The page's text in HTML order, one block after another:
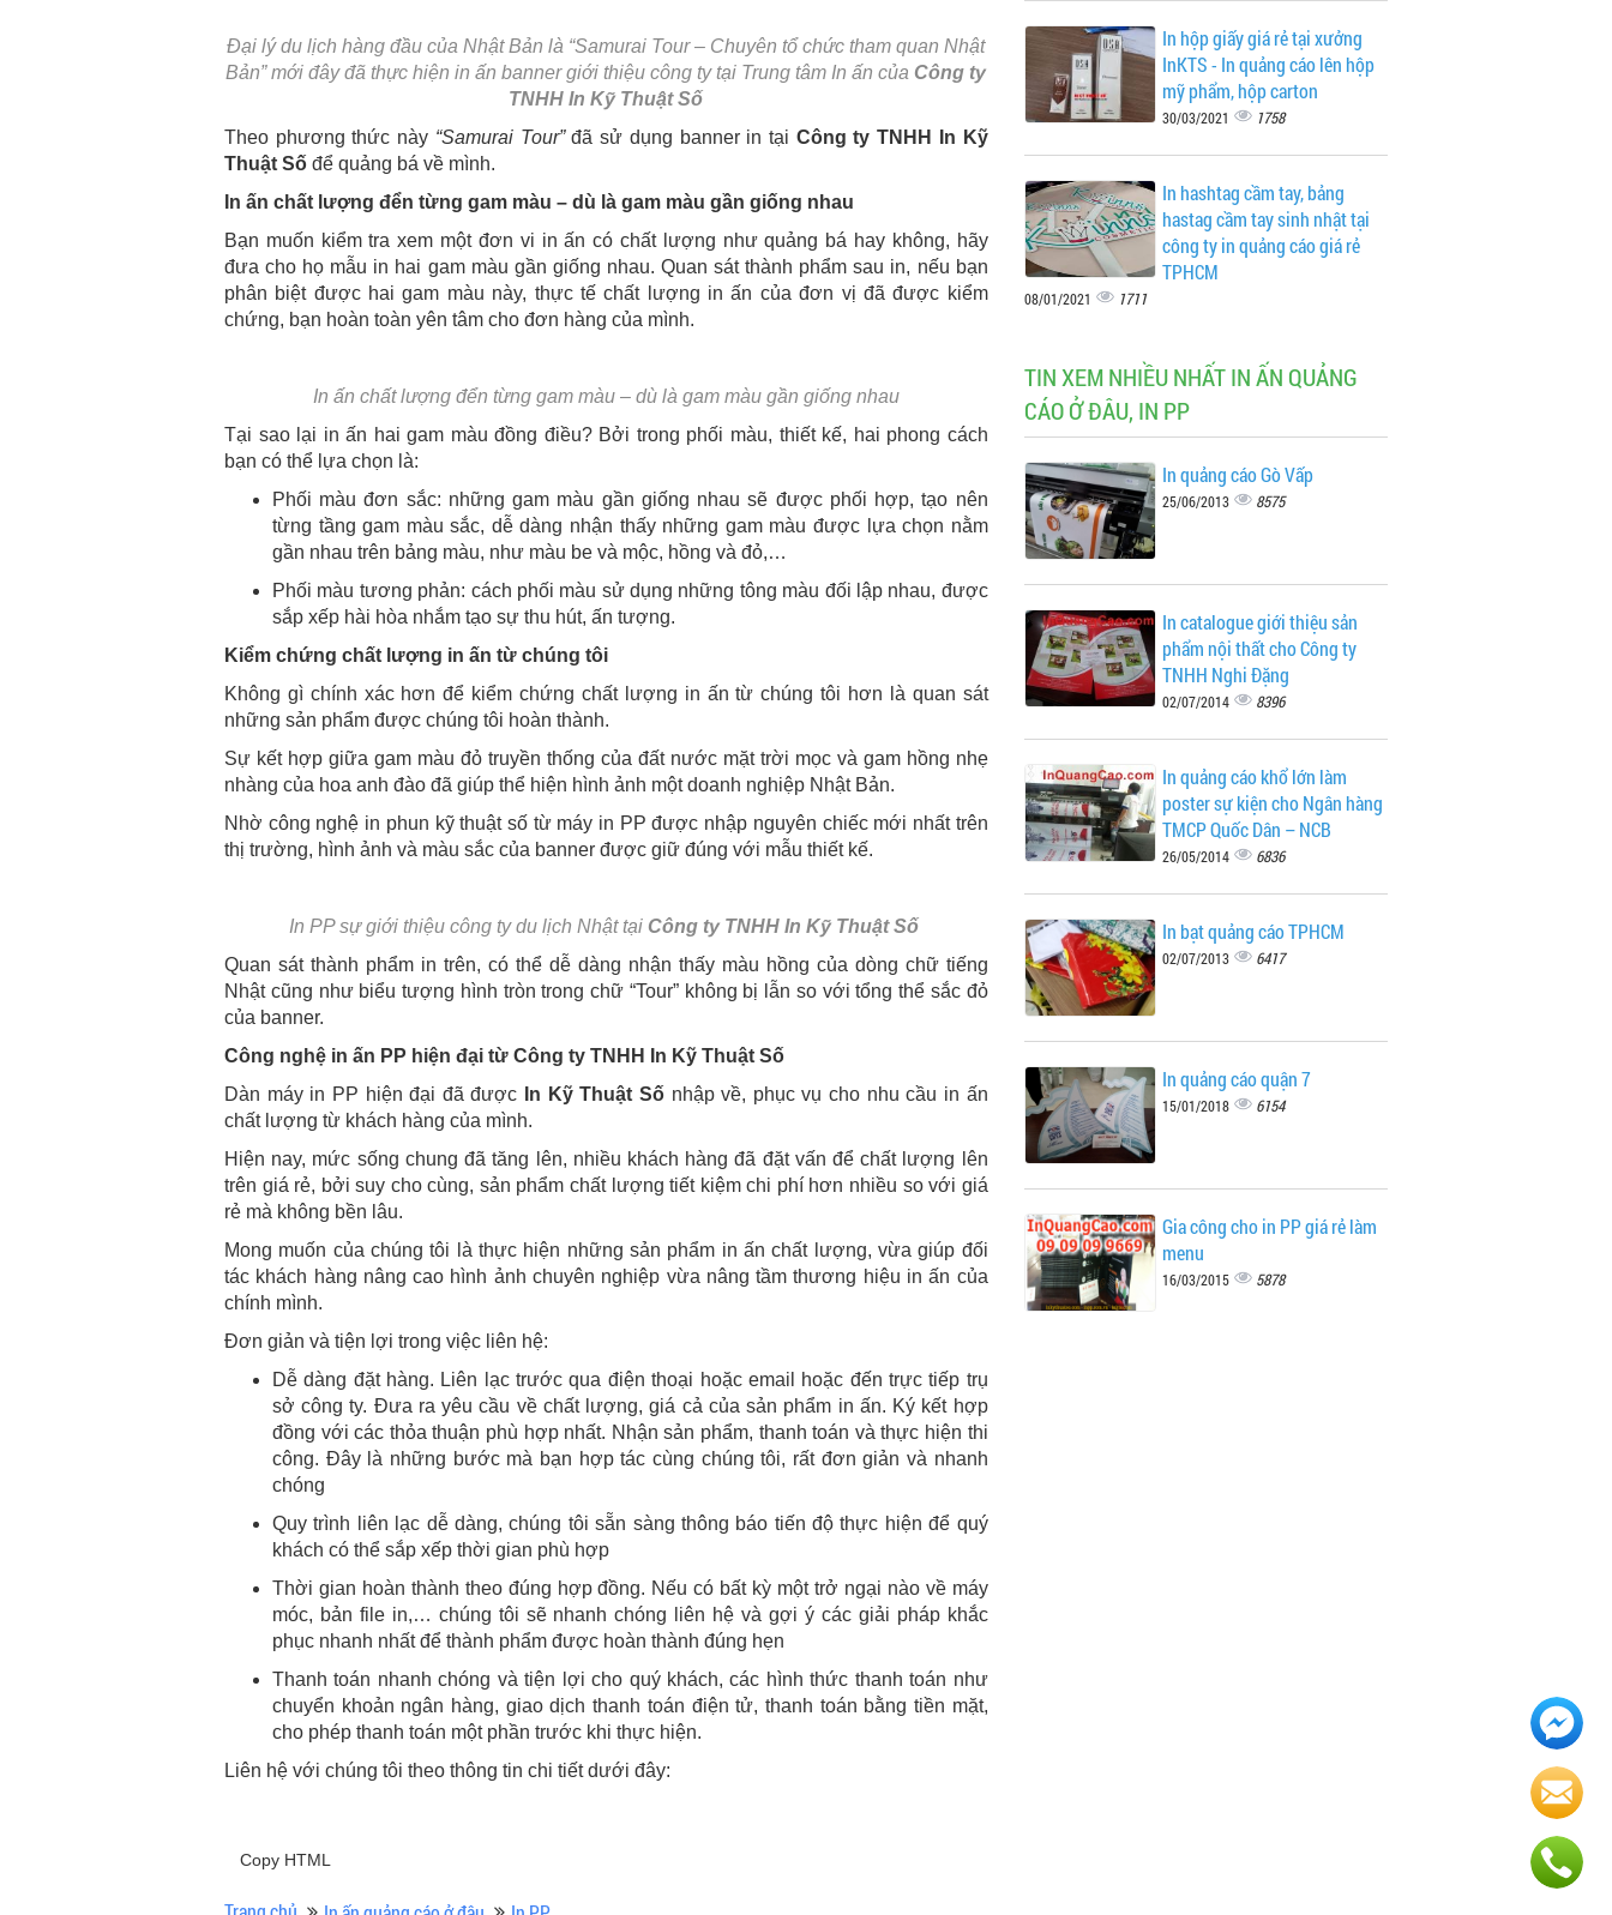
Đại lý du lịch hàng đầu của Nhật Bản là “Samurai Tour – Chuyên tổ chức tham quan Nhật
Bản” mới đây đã thực hiện in ấn banner giới thiệu công ty tại Trung tâm In ấn của Công ty
TNHH In Kỹ Thuật Số
Theo phương thức này “Samurai Tour”đã sử dụng banner in tại Công ty TNHH In Kỹ
Thuật Số để quảng bá về mình.
In ấn chất lượng đển từng gam màu – dù là gam màu gần giống nhau
Bạn muốn kiểm tra xem một đơn vi in ấn có chất lượng như quảng bá hay không, hãy
đưa cho họ mẫu in hai gam màu gần giống nhau. Quan sát thành phẩm sau in, nếu bạn
phân biệt được hai gam màu này, thực tế chất lượng in ấn của đơn vị đã được kiểm
chứng, bạn hoàn toàn yên tâm cho đơn hàng của mình.
In ấn chất lượng đển từng gam màu – dù là gam màu gần giống nhau
Tại sao lại in ấn hai gam màu đồng điều? Bởi trong phối màu, thiết kế, hai phong cách
bạn có thể lựa chọn là:
Phối màu đơn sắc: những gam màu gần giống nhau sẽ được phối hợp, tạo nên
từng tầng gam màu sắc, dễ dàng nhận thấy những gam màu được lựa chọn nằm
gần nhau trên bảng màu, như màu be và mộc, hồng và đỏ,…
Phối màu tương phản: cách phối màu sử dụng những tông màu đối lập nhau, được
sắp xếp hài hòa nhắm tạo sự thu hút, ấn tượng.
Kiểm chứng chất lượng in ấn từ chúng tôi
Không gì chính xác hơn để kiểm chứng chất lượng in ấn từ chúng tôi hơn là quan sát
những sản phẩm được chúng tôi hoàn thành.
Sự kết hợp giữa gam màu đỏ truyền thống của đất nước mặt trời mọc và gam hồng nhẹ
nhàng của hoa anh đào đã giúp thể hiện hình ảnh một doanh nghiệp Nhật Bản.
Nhờ công nghệ in phun kỹ thuật số từ máy in PP được nhập nguyên chiếc mới nhất trên
thị trường, hình ảnh và màu sắc của banner được giữ đúng với mẫu thiết kế.
In PP sự giới thiệu công ty du lịch Nhật tại Công ty TNHH In Kỹ Thuật Số
Quan sát thành phẩm in trên, có thể dễ dàng nhận thấy màu hồng của dòng chữ tiếng
Nhật cũng như biểu tượng hình tròn trong chữ “Tour” không bị lẫn so với tổng thể sắc đỏ
của banner.
Công nghệ in ấn PP hiện đại từ Công ty TNHH In Kỹ Thuật Số
Dàn máy in PP hiện đại đã được
In Kỹ Thuật Số nhập về, phục vụ cho nhu cầu in ấn
chất lượng từ khách hàng của mình.
Hiện nay, mức sống chung đã tăng lên, nhiều khách hàng đã đặt vấn để chất lượng lên
trên giá rẻ, bởi suy cho cùng, sản phẩm chất lượng tiết kiệm chi phí hơn nhiều so với giá
rẻ mà không bền lâu.
Mong muốn của chúng tôi là thực hiện những sản phẩm in ấn chất lượng, vừa giúp đối
tác khách hàng nâng cao hình ảnh chuyên nghiệp vừa nâng tầm thương hiệu in ấn của
chính mình.
Đơn giản và tiện lợi trong việc liên hệ:
Dễ dàng đặt hàng. Liên lạc trước qua điện thoại hoặc email hoặc đến trực tiếp trụ
sở công ty. Đưa ra yêu cầu về chất lượng, giá cả của sản phẩm in ấn. Ký kết hợp
đồng với các thỏa thuận phù hợp nhất. Nhận sản phẩm, thanh toán và thực hiện thi
công. Đây là những bước mà bạn hợp tác cùng chúng tôi, rất đơn giản và nhanh
chóng
Quy trình liên lạc dễ dàng, chúng tôi sẵn sàng thông báo tiến độ thực hiện để quý
khách có thể sắp xếp thời gian phù hợp
Thời gian hoàn thành theo đúng hợp đồng. Nếu có bất kỳ một trở ngại nào về máy
móc, bản file in,… chúng tôi sẽ nhanh chóng liên hệ và gợi ý các giải pháp khắc
phục nhanh nhất để thành phẩm được hoàn thành đúng hẹn
Thanh toán nhanh chóng và tiện lợi cho quý khách, các hình thức thanh toán như
chuyển khoản ngân hàng, giao dịch thanh toán điện tử, thanh toán bằng tiền mặt,
cho phép thanh toán một phần trước khi thực hiện.
Liên hệ với chúng tôi theo thông tin chi tiết dưới đây:
Copy HTML
In hộp giấy giá rẻ tại xưởng
InKTS - In quảng cáo lên hộp
mỹ phẩm, hộp carton
30/03/2021 1758
In hashtag cầm tay, bảng
hastag cầm tay sinh nhật tại
công ty in quảng cáo giá rẻ
TPHCM
08/01/2021 1711
TIN XEM NHIỀU NHẤT IN ẤN QUẢNG
CÁO Ở ĐÂU, IN PP
In quảng cáo Gò Vấp
25/06/2013 8575
In catalogue giới thiệu sản
phẩm nội thất cho Công ty
TNHH Nghi Đặng
02/07/2014 8396
In quảng cáo khổ lớn làm
poster sự kiện cho Ngân hàng
TMCP Quốc Dân – NCB
26/05/2014 6836
In bạt quảng cáo TPHCM
02/07/2013 6417
In quảng cáo quận 7
15/01/2018 6154
Gia công cho in PP giá rẻ làm
menu
16/03/2015 5878